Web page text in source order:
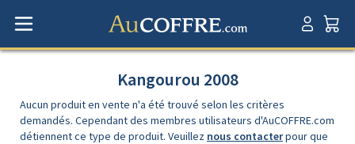
Kangourou 2008
Aucun produit en vente n'a été trouvé selon les critères
demandés. Cependant des membres utilisateurs d'AuCOFFRE.com
détiennent ce type de produit. Veuillez nous contacterpour que